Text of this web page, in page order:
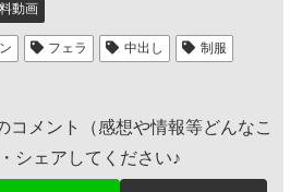
動画
フェラ 中出し
制服
コメント（感想や情報等どんなこ
シェアしてください♪